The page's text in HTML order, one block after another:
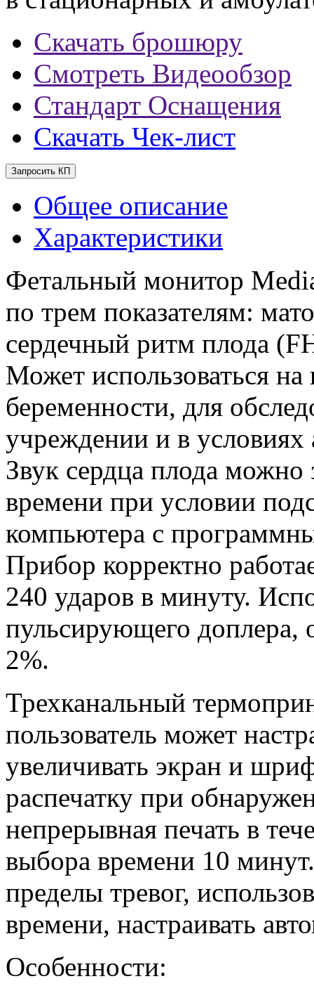
Скачать брошюру
Смотреть Видеообзор
Стандарт Оснащения
Скачать Чек-лист
Запросить КП
Общее описание
Характеристики
Фетальный монитор
по трем показателям:
сердечный ритм плода
Может использоваться на
беременности, для
учреждении и в
Звук сердца плода можно
времени при условии
компьютера с
Прибор корректно
240 ударов в минуту.
пульсирующего доплера,
2%.
Трехканальный
пользователь может
увеличивать экран и
распечатку при
непрерывная печать в
выбора времени 10
пределы тревог,
времени, настраивать
Особенности: